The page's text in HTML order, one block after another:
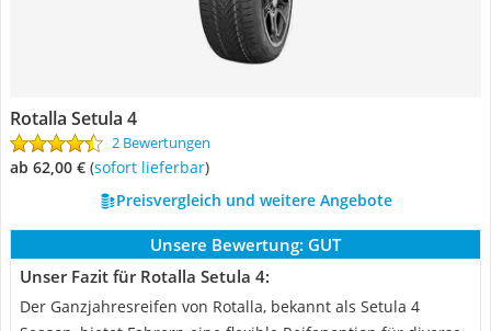
Rotalla Setula 4
2 Bewertungen
ab 62,00 € ( Sofort lieferbar)
Preisvergleich und weitere Angebote
Unsere Bewertung: GUT
Unser Fazit für Rotalla Setula 4:
Der Ganzjahresreifen von Rotalla, bekannt als Setula 4